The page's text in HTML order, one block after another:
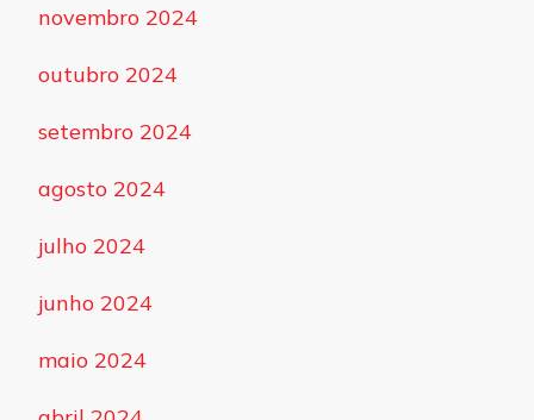
novembro 2024
outubro 2024
setembro 2024
agosto 2024
julho 2024
junho 2024
maio 2024